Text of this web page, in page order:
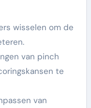
wisselen om de
van pinch
te
van